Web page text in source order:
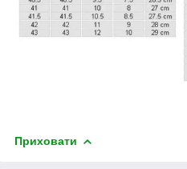
Приховати